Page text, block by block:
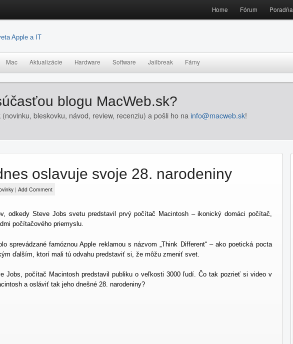
Home Fórum Poradňa
Mac Aktualizácie Hardware Software Jailbreak Fámy
blogu MacWeb.sk?
bleskovku, návod, review, recenziu) a pošli ho na info@macweb.sk!
oslavuje svoje 28. narodeniny
| Add Comment
odkedy Steve Jobs svetu predstavil prvý počítač Macintosh – ikonický domáci počítač,
počítačového priemyslu.
sprevádzané famóznou Apple reklamou s názvom „Think Different“ – ako poetická pocta
ďalším, ktorí mali tú odvahu predstaviť si, že môžu zmeniť svet.
Jobs, počítač Macintosh predstavil publiku o veľkosti 3000 ľudí. Čo tak pozrieť si video v
a osláviť tak jeho dnešné 28. narodeniny?